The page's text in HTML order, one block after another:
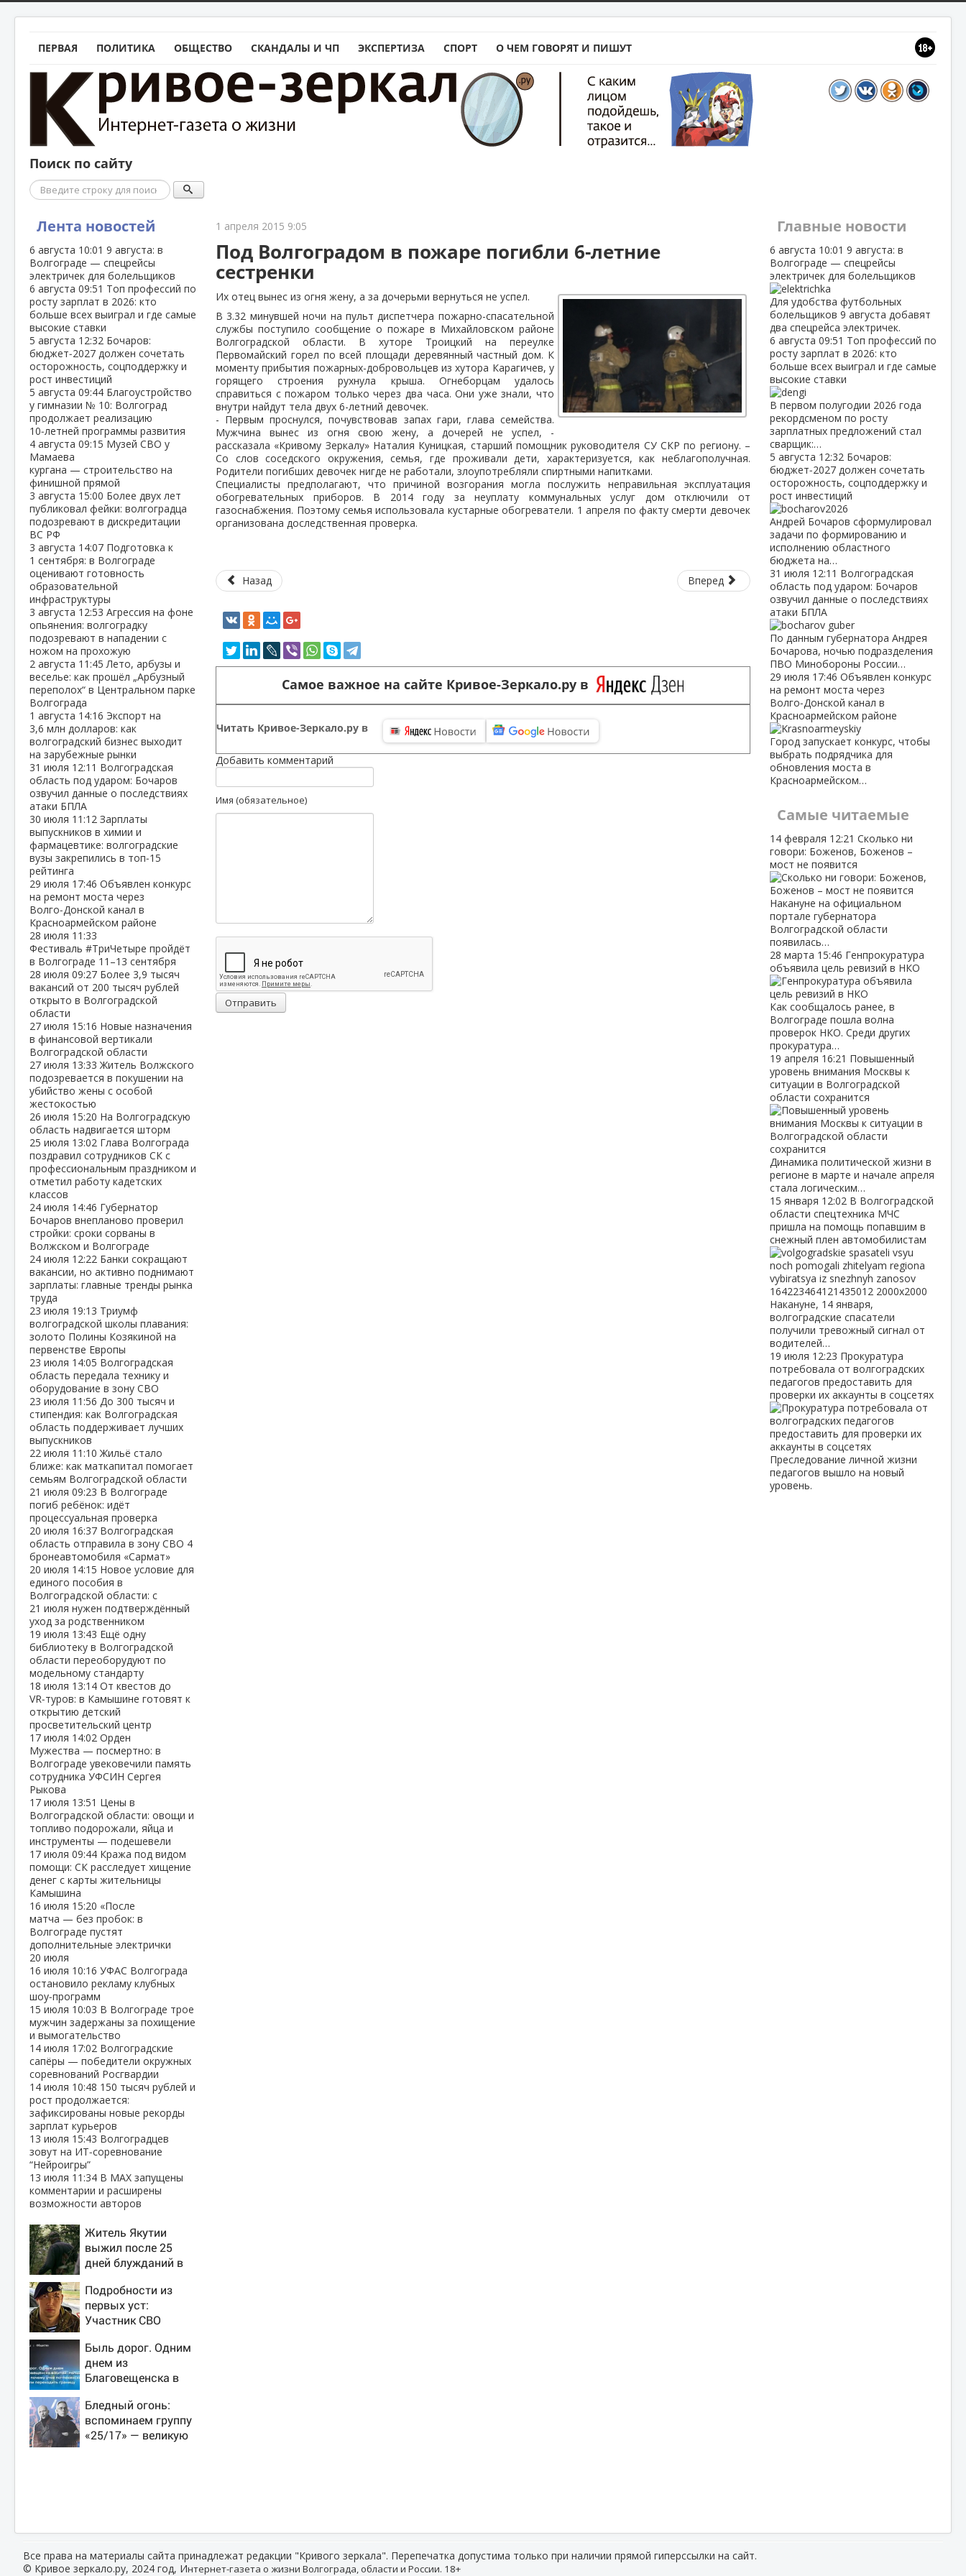
ПЕРВАЯ ПОЛИТИКА ОБЩЕСТВО СКАНДАЛЫ И ЧП ЭКСПЕРТИЗА СПОРТ О ЧЕМ ГОВОРЯТ И ПИШУТ
Поиск по сайту
Поиск
Лента новостей
6 августа 10:01 9 августа: в
Волгограде — спецрейсы
электричек для болельщиков
6 августа 09:51 Топ профессий по
росту зарплат в 2026: кто
больше всех выиграл и где самые
высокие ставки
5 августа 12:32 Бочаров:
бюджет‑2027 должен сочетать
осторожность, соцподдержку и
рост инвестиций
5 августа 09:44 Благоустройство
у гимназии № 10: Волгоград
продолжает реализацию
10‑летней программы развития
4 августа 09:15 Музей СВО у
Мамаева
кургана — строительство на
финишной прямой
3 августа 15:00 Более двух лет
публиковал фейки: волгоградца
подозревают в дискредитации
ВС РФ
3 августа 14:07 Подготовка к
1 сентября: в Волгограде
оценивают готовность
образовательной
инфраструктуры
3 августа 12:53 Агрессия на фоне
опьянения: волгоградку
подозревают в нападении с
ножом на прохожую
2 августа 11:45Лето, арбузы и
веселье: как прошёл „Арбузный
переполох“ в Центральном парке
Волгограда
1 августа 14:16 Экспорт на
3,6 млн долларов: как
волгоградский бизнес выходит
на зарубежные рынки
31 июля 12:11 Волгоградская
область под ударом: Бочаров
озвучил данные о последствиях
атаки БПЛА
30 июля 11:12 Зарплаты
выпускников в химии и
фармацевтике: волгоградские
вузы закрепились в топ‑15
рейтинга
29 июля 17:46 Объявлен конкурс
на ремонт моста через
Волго‑Донской канал в
Красноармейском районе
28 июля 11:33
Фестиваль #ТриЧетыре пройдёт
в Волгограде 11–13 сентября
28 июля 09:27 Более 3,9 тысяч
вакансий от 200 тысяч рублей
открыто в Волгоградской
области
27 июля 15:16 Новые назначения
в финансовой вертикали
Волгоградской области
27 июля 13:33Житель Волжского
подозревается в покушении на
убийство жены с особой
жестокостью
26 июля 15:20 На Волгоградскую
область надвигается шторм
25 июля 13:02 Глава Волгограда
поздравил сотрудников СК с
профессиональным праздником и
отметил работу кадетских
классов
24 июля 14:46 Губернатор
Бочаров внепланово проверил
стройки: сроки сорваны в
Волжском и Волгограде
24 июля 12:22 Банки сокращают
вакансии, но активно поднимают
зарплаты: главные тренды рынка
труда
23 июля 19:13 Триумф
волгоградской школы плавания:
золото Полины Козякиной на
первенстве Европы
23 июля 14:05 Волгоградская
область передала технику и
оборудование в зону СВО
23 июля 11:56 До 300 тысяч и
стипендия: как Волгоградская
область поддерживает лучших
выпускников
22 июля 11:10Жильё стало
ближе: как маткапитал помогает
семьям Волгоградской области
21 июля 09:23 В Волгограде
погиб ребёнок: идёт
процессуальная проверка
20 июля 16:37 Волгоградская
область отправила в зону СВО 4
бронеавтомобиля «Сармат»
20 июля 14:15 Новое условие для
единого пособия в
Волгоградской области: с
21 июля нужен подтверждённый
уход за родственником
19 июля 13:43 Ещё одну
библиотеку в Волгоградской
области переоборудуют по
модельному стандарту
18 июля 13:14 От квестов до
VR‑туров: в Камышине готовят к
открытию детский
просветительский центр
17 июля 14:02 Орден
Мужества — посмертно: в
Волгограде увековечили память
сотрудника УФСИН Сергея
Рыкова
17 июля 13:51 Цены в
Волгоградской области: овощи и
топливо подорожали, яйца и
инструменты — подешевели
17 июля 09:44 Кража под видом
помощи: СК расследует хищение
денег с карты жительницы
Камышина
16 июля 15:20 «После
матча — без пробок: в
Волгограде пустят
дополнительные электрички
20 июля
16 июля 10:16 УФАС Волгограда
остановило рекламу клубных
шоу‑программ
15 июля 10:03 В Волгограде трое
мужчин задержаны за похищение
и вымогательство
14 июля 17:02 Волгоградские
сапёры — победители окружных
соревнований Росгвардии
14 июля 10:48 150 тысяч рублей и
рост продолжается:
зафиксированы новые рекорды
зарплат курьеров
13 июля 15:43 Волгоградцев
зовут на ИТ‑соревнование
“Нейроигры”
13 июля 11:34 В МАХ запущены
комментарии и расширены
возможности авторов
Житель Якутии
выжил после 25
дней блужданий в
Подробности из
первых уст:
Участник СВО
спасло его в
схватке с медведем
Быль дорог. Одним
днем из
Благовещенска в
и почему утке по-
пекински запретили
переходить границу
Бледный огонь:
вспоминаем группу
«25/17» — великую
1 апреля 2015 9:05
Под Волгоградом в пожаре погибли 6-летние
сестренки
Их отец вынес из огня жену, а за дочерьми вернуться не успел.
В 3.32 минувшей ночи на пульт диспетчера пожарно-спасательной
службы поступило сообщение о пожаре в Михайловском районе
Волгоградской области. В хуторе Троицкий на переулке
Первомайский горел по всей площади деревянный частный дом. К
моменту прибытия пожарных-добровольцев из хутора Карагичев, у
горящего строения рухнула крыша. Огнеборцам удалось
справиться с пожаром только через два часа. Они уже знали, что
внутри найдут тела двух 6-летний девочек.
- Первым проснулся, почувствовав запах гари, глава семейства.
Мужчина вынес из огня свою жену, а дочерей не успел, -
рассказала «Кривому Зеркалу» Наталия Куницкая, старший помощник руководителя СУ СКР по региону. –
Со слов соседского окружения, семья, где проживали дети, характеризуется, как неблагополучная.
Родители погибших девочек нигде не работали, злоупотребляли спиртными напитками.
Специалисты предполагают, что причиной возгорания могла послужить неправильная эксплуатация
обогревательных приборов. В 2014 году за неуплату коммунальных услуг дом отключили от
газоснабжения. Поэтому семья использовала кустарные обогреватели. 1 апреля по факту смерти девочек
организована доследственная проверка.
Назад Вперед
Самое важное на сайте Кривое-Зеркало.ру в
Читать Кривое-Зеркало.ру в
Добавить комментарий
Имя (обязательное)
Отправить
Главные новости
6 августа 10:01 9 августа: в
Волгограде — спецрейсы
электричек для болельщиков
Для удобства футбольных
болельщиков 9 августа добавят
два спецрейса электричек.
6 августа 09:51 Топ профессий по
росту зарплат в 2026: кто
больше всех выиграл и где самые
высокие ставки
В первом полугодии 2026 года
рекордсменом по росту
зарплатных предложений стал
сварщик:…
5 августа 12:32 Бочаров:
бюджет‑2027 должен сочетать
осторожность, соцподдержку и
рост инвестиций
Андрей Бочаров сформулировал
задачи по формированию и
исполнению областного
бюджета на…
31 июля 12:11 Волгоградская
область под ударом: Бочаров
озвучил данные о последствиях
атаки БПЛА
По данным губернатора Андрея
Бочарова, ночью подразделения
ПВО Минобороны России…
29 июля 17:46 Объявлен конкурс
на ремонт моста через
Волго‑Донской канал в
Красноармейском районе
Город запускает конкурс, чтобы
выбрать подрядчика для
обновления моста в
Красноармейском…
Самые читаемые
14 февраля 12:21 Сколько ни
говори: Боженов, Боженов –
мост не появится
Накануне на официальном
портале губернатора
Волгоградской области
появилась…
28 марта 15:46 Генпрокуратура
объявила цель ревизий в НКО
Как сообщалось ранее, в
Волгограде пошла волна
проверок НКО. Среди других
прокуратура…
19 апреля 16:21 Повышенный
уровень внимания Москвы к
ситуации в Волгоградской
области сохранится
Динамика политической жизни в
регионе в марте и начале апреля
стала логическим…
15 января 12:02 В Волгоградской
области спецтехника МЧС
пришла на помощь попавшим в
снежный плен автомобилистам
Накануне, 14 января,
волгоградские спасатели
получили тревожный сигнал от
водителей…
19 июля 12:23 Прокуратура
потребовала от волгоградских
педагогов предоставить для
проверки их аккаунты в соцсетях
Преследование личной жизни
педагогов вышло на новый
уровень.
Все права на материалы сайта принадлежат редакции "Кривого зеркала". Перепечатка допустима только при наличии прямой гиперссылки на сайт.
© Кривое зеркало.ру, 2024 год, Интернет-газета о жизни Волгограда, области и России. 18+